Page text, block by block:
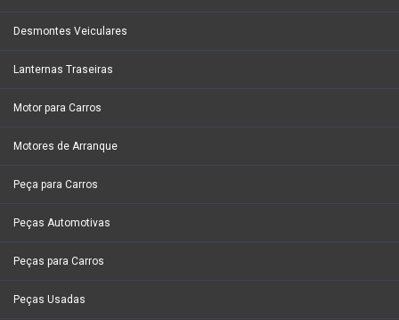
Desmontes Veiculares
Lanternas Traseiras
Motor para Carros
Motores de Arranque
Peça para Carros
Peças Automotivas
Peças para Carros
Peças Usadas